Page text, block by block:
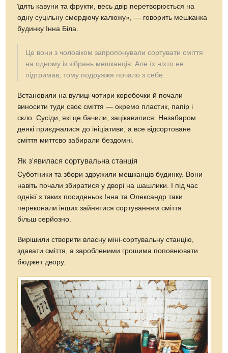
їдять кавуни та фрукти, весь двір перетворюється на
одну суцільну смердючу калюжу», — говорить мешканка
будинку Інна Біла.
Це вони з чоловіком запропонували сортувати сміття
на одному із зібрань мешканців. Але їх ніхто не
підтримав, тому подружжя почало з себе.
Встановили на вулиці чотири коробочки й почали
виносити туди своє сміття — окремо пластик, папір і
скло. Сусіди, які це бачили, зацікавилися. Незабаром
деякі приєдналися до ініціативи, а все відсортоване
сміття миттєво забирали бездомні.
Як з'явилася сортувальна станція
Суботники та збори здружили мешканців будинку. Вони
навіть почали збиратися у дворі на шашлики. І під час
однієї з таких посиденьок Інна та Олександр таки
переконали інших зайнятися сортуванням сміття
більш серйозно.
Вирішили створити власну міні-сортувальну станцію,
здавати сміття, а заробленими грошима поповнювати
бюджет двору.